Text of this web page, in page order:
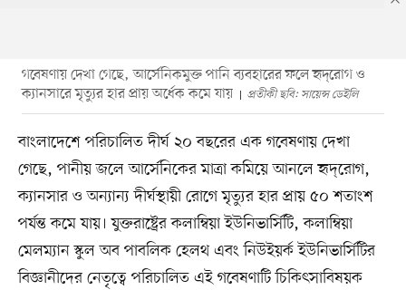
গবেষণায় দেখা গেছে, আর্সেনিকমুক্ত পানি ব্যবহারের ফলে হৃদ্‌রোগ ও
ক্যানসারে মৃত্যুর হার প্রায় অর্ধেক কমে যায়
প্রতীকী ছবি: সায়েন্স ডেইলি
বাংলাদেশে পরিচালিত দীর্ঘ ২০ বছরের এক গবেষণায় দেখা
গেছে, পানীয় জলে আর্সেনিকের মাত্রা কমিয়ে আনলে হৃদ্‌রোগ,
ক্যানসার ও অন্যান্য দীর্ঘস্থায়ী রোগে মৃত্যুর হার প্রায় ৫০ শতাংশ
পর্যন্ত কমে যায়। যুক্তরাষ্ট্রের কলাম্বিয়া ইউনিভার্সিটি, কলাম্বিয়া
মেলম্যান স্কুল অব পাবলিক হেলথ এবং নিউইয়র্ক ইউনিভার্সিটির
বিজ্ঞানীদের নেতৃত্বে পরিচালিত এই গবেষণাটি চিকিৎসাবিষয়ক